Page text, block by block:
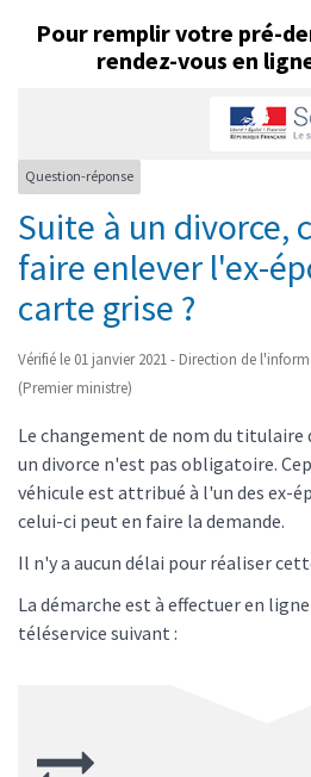
Pour remplir votre pré-
rendez-vous en
Question-réponse
Suite à un divorce,
faire enlever l'ex-
carte grise ?
Vérifié le 01 janvier 2021 - Direction de
(Premier ministre)
Le changement de nom du titulaire
un divorce n'est pas obligatoire.
véhicule est attribué à l'un des ex-
celui-ci peut en faire la demande.
Il n'y a aucun délai pour réaliser
La démarche est à effectuer en
téléservice suivant :